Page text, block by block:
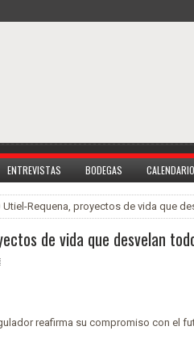
ENTREVISTAS BODEGAS
Utiel-Requena, proyectos de vida que
de vida que desvelan
reafirma su compromiso con el